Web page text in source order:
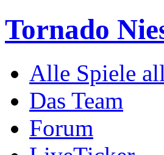
Tornado
Alle Spiele
Das Team
Forum